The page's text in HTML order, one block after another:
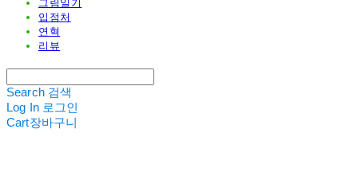
그림일기
입점처
연혁
리뷰
Search 검색
Log In 로그인
Cart장바구니